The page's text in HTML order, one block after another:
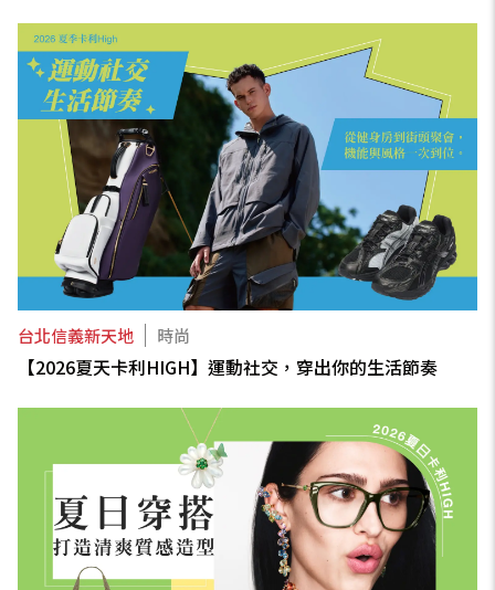
台北信義新天地 時尚
【2026夏天卡利HIGH】運動社交，穿出你的生活節奏